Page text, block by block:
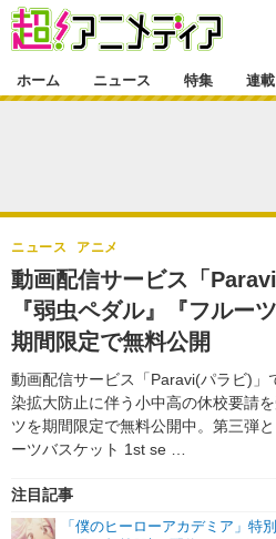
ゲーム・アプリ
グッズ
声優
舞台
特集一覧
ラキりす
連載マンガ
連載マンガ一覧
番組・動画
番組・動画一覧
動画
連載・ブログ
連載・ブログ一覧
編集部ブログ・お知らせ
ホーム ニュース 特集 連
動画配信サービス「
『弱⾍ペダル』『フルー
期間限定で無料公開
動画配信サービス「Paravi(パラビ)」
染拡⼤防⽌に伴う⼩中⾼の休校要請
ツを期間限定で無料公開中。第三弾
ーツバスケット 1st se …
ニュース アニメ
注目記事
「僕のヒーローアカデミア」特